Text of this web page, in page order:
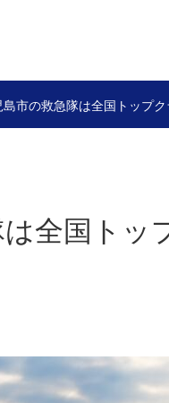
島市の救急隊は全国トップ
全国トッ